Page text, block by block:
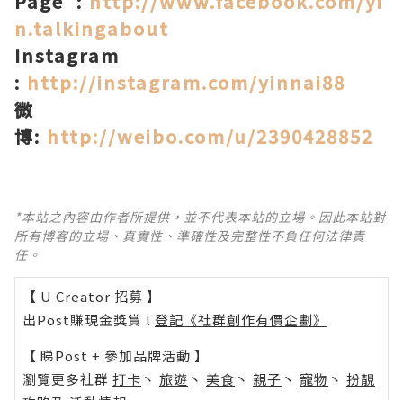
n.talkingabout
Instagram
: http://instagram.com/yinnai88
微
博: http://weibo.com/u/2390428852
*本站之內容由作者所提供，並不代表本站的立場。因此本站對
所有博客的立場、真實性、準確性及完整性不負任何法律責
任。
【 U Creator 招募 】
出Post賺現金獎賞 l 登記《社群創作有價企劃》
【 睇Post + 參加品牌活動 】
瀏覽更多社群 打卡 丶 旅遊 丶 美食 丶 親子 丶 寵物 丶 扮靚